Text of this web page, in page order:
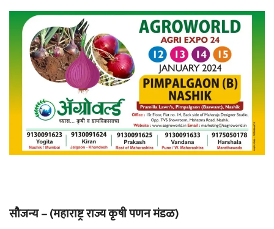
सौजन्य – (महाराष्ट्र राज्य कृषी पणन मंडळ)